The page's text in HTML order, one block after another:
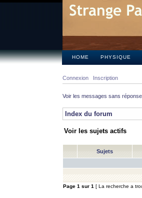
HOME PHYSIQUE
Connexion Inscription
Voir les messages sans réponse
Index du forum
Voir les sujets actifs
Sujets
Page 1 sur 1 [ La recherche a